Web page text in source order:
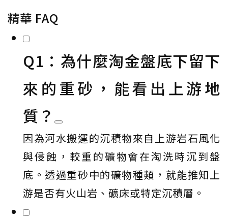
精華 FAQ
Q1：為什麼淘金盤底下留下
來的重砂，能看出上游地
質？
因為河水搬運的沉積物來自上游岩石風化
與侵蝕，較重的礦物會在淘洗時沉到盤
底。透過重砂中的礦物種類，就能推知上
游是否有火山岩、礦床或特定沉積層。